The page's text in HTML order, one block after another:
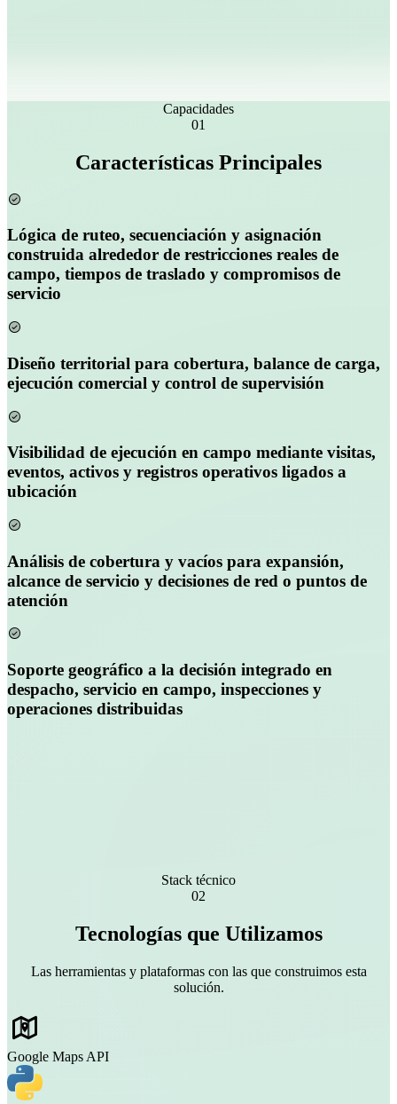
Capacidades
01
Características Principales
Lógica de ruteo, secuenciación y asignación
construida alrededor de restricciones reales de
campo, tiempos de traslado y compromisos de
servicio
Diseño territorial para cobertura, balance de carga,
ejecución comercial y control de supervisión
Visibilidad de ejecución en campo mediante visitas,
eventos, activos y registros operativos ligados a
ubicación
Análisis de cobertura y vacíos para expansión,
alcance de servicio y decisiones de red o puntos de
atención
Soporte geográfico a la decisión integrado en
despacho, servicio en campo, inspecciones y
operaciones distribuidas
Stack técnico
02
Tecnologías que Utilizamos
Las herramientas y plataformas con las que construimos esta
solución.
Google Maps API